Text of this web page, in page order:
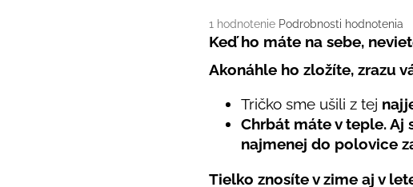
Priemerné
hodnotenie
je
hviezdičiek.
1 hodnotenie Podrobnosti hodnotenia
Keď ho máte na sebe,
Akonáhle ho zložíte, zrazu
Tričko sme ušili z tej
Chrbát máte v teple. Aj
najmenejdo polovice
Tielko znosíte v zime aj v
BAMBUSOVÉ TRIKO